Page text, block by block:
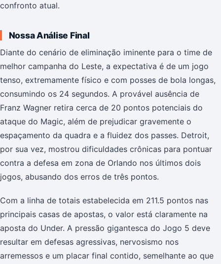
confronto atual.
Nossa Análise Final
Diante do cenário de eliminação iminente para o time de
melhor campanha do Leste, a expectativa é de um jogo
tenso, extremamente físico e com posses de bola longas,
consumindo os 24 segundos. A provável ausência de
Franz Wagner retira cerca de 20 pontos potenciais do
ataque do Magic, além de prejudicar gravemente o
espaçamento da quadra e a fluidez dos passes. Detroit,
por sua vez, mostrou dificuldades crônicas para pontuar
contra a defesa em zona de Orlando nos últimos dois
jogos, abusando dos erros de três pontos.
Com a linha de totais estabelecida em 211.5 pontos nas
principais casas de apostas, o valor está claramente na
aposta do Under. A pressão gigantesca do Jogo 5 deve
resultar em defesas agressivas, nervosismo nos
arremessos e um placar final contido, semelhante ao que